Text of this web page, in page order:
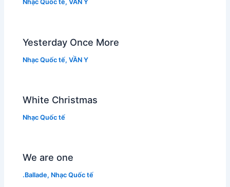
Nhạc Quốc tế, VẦN Y
Yesterday Once More
Nhạc Quốc tế,VẦN Y
White Christmas
Nhạc Quốc tế
We are one
.Ballade, Nhạc Quốc tế